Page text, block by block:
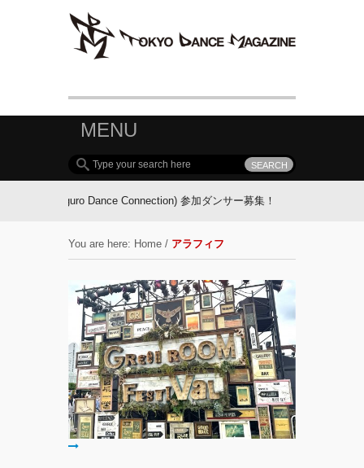
MENU
Dance Connection) 参加ダンサー募集！
You are here: Home / アラフィフ